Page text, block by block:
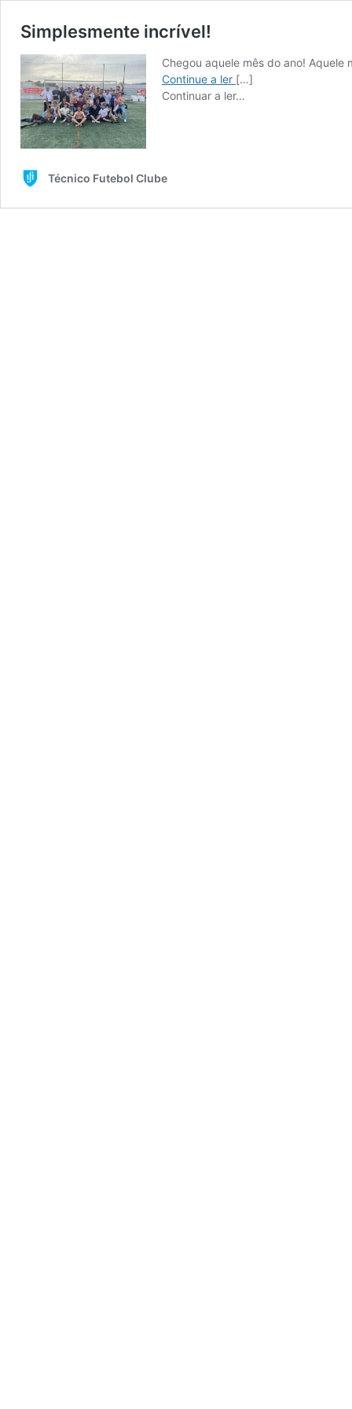
Simplesmente incrível!
Chegou aquele mês do ano!
Continue a ler Simplesmente
incrível!
[…]
Continuar a ler…
Técnico Futebol Clube